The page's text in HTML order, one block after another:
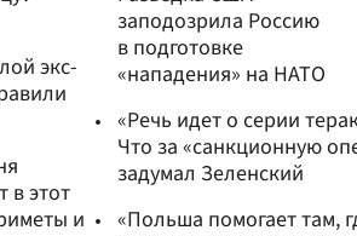
экс-
в этот
и
заподозрила Россию
в подготовке
«нападения» на НАТО
«Речь идет о серии
Что за «санкционную
задумал Зеленский
«Польша помогает там,